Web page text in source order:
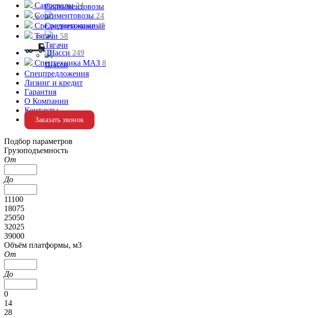
Сортиментовозы
Среднетонажные
Тягачи
Шасси
Спецпредложения
Лизинг и кредит
Гарантия
О Компании
Контакты
Заказать звонок
Самосвалы24
Сортиментовозы 24
Среднетонажные45
Тягачи 58
Шасси 249
Спецтехника МАЗ 8
Подбор параметров
Грузоподъемность
От
До
11100
18075
25050
32025
39000
Объём платформы, м3
От
До
0
14
28